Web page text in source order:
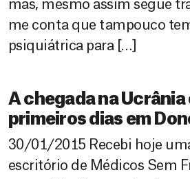
mas, mesmo assim segue
me conta que tampouco
psiquiátrica para […]
A chegada na Ucrânia
primeiros dias em
30/01/2015 Recebi hoje
escritório de Médicos Sem